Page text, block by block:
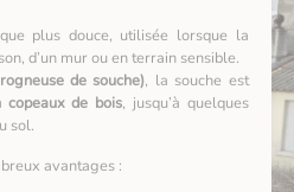
plus douce, utilisée lorsque la
d’un mur ou en terrain sensible.
de souche), la souche est
copeaux de bois, jusqu’à quelques
sol.
avantages :